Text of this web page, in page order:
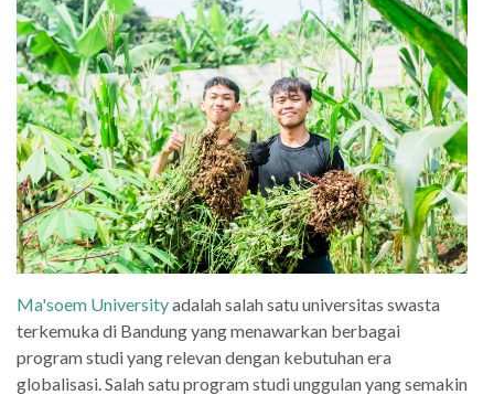
Ma'soem Universityadalah salah satu universitas swasta
terkemuka di Bandung yang menawarkan berbagai
program studi yang relevan dengan kebutuhan era
globalisasi. Salah satu program studi unggulan yang semakin